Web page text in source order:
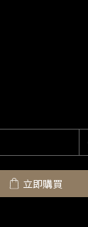
立即購買